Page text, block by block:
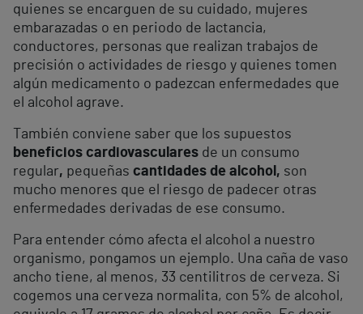
quienes se encarguen de su cuidado, mujeres
embarazadas o en periodo de lactancia,
conductores, personas que realizan trabajos de
precisión o actividades de riesgo y quienes tomen
algún medicamento o padezcan enfermedades que
el alcohol agrave.
También conviene saber que los supuestos
beneficios cardiovasculares de un consumo
regular, pequeñas cantidades de alcohol, son
mucho menores que el riesgo de padecer otras
enfermedades derivadas de ese consumo.
Para entender cómo afecta el alcohol a nuestro
organismo, pongamos un ejemplo. Una caña de vaso
ancho tiene, al menos, 33 centilitros de cerveza. Si
cogemos una cerveza normalita, con 5% de alcohol,